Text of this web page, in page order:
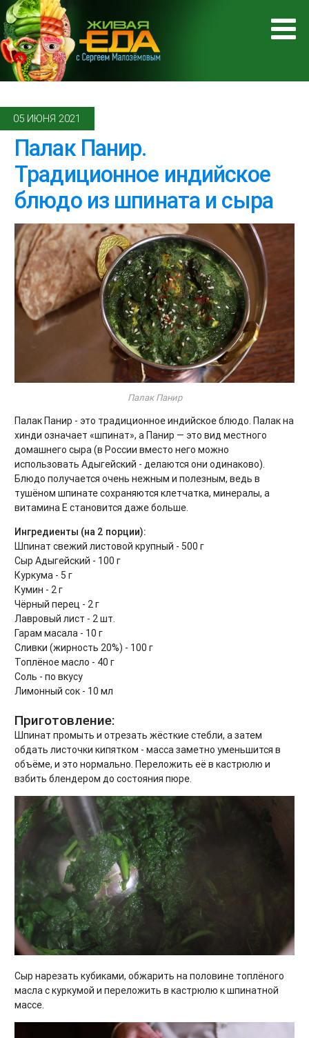
05 ИЮНЯ 2021
Палак Панир.
Традиционное индийское
блюдо из шпината и сыра
Палак Панир
Палак Панир - это традиционное индийское блюдо. Палак на
хинди означает «шпинат», а Панир — это вид местного
домашнего сыра (в России вместо него можно
использовать Адыгейский - делаются они одинаково).
Блюдо получается очень нежным и полезным, ведь в
тушёном шпинате сохраняются клетчатка, минералы, а
витамина Е становится даже больше.
Ингредиенты (на 2 порции):
Шпинат свежий листовой крупный - 500 г
Сыр Адыгейский - 100 г
Куркума - 5 г
Кумин - 2 г
Чёрный перец - 2 г
Лавровый лист - 2 шт.
Гарам масала - 10 г
Сливки (жирность 20%) - 100 г
Топлёное масло - 40 г
Соль - по вкусу
Лимонный сок - 10 мл
Приготовление:
Шпинат промыть и отрезать жёсткие стебли, а затем
обдать листочки кипятком - масса заметно уменьшится в
объёме, и это нормально. Переложить её в кастрюлю и
взбить блендером до состояния пюре.
Сыр нарезать кубиками, обжарить на половине топлёного
масла с куркумой и переложить в кастрюлю к шпинатной
массе.